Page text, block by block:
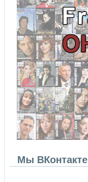
Мы ВКонтакте